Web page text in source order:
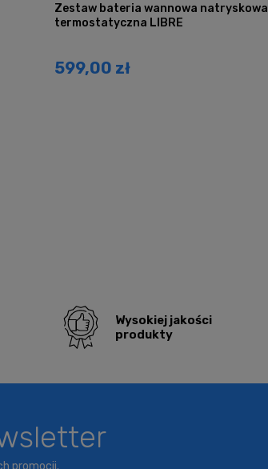
Zestaw bateria wannowa natryskowa
termostatyczna LIBRE
599,00 zł
Wysokiej jakości
produkty
promocji.